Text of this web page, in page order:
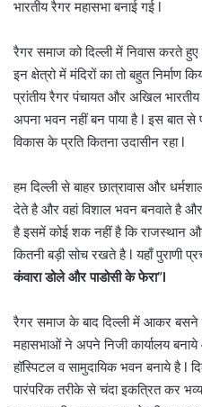
भारतीय रैगर महासभा बनाई गई l
रैगर समाज को दिल्ली में निवास करते
इन क्षेत्रो में मंदिरों का तो बहुत निर्माण
प्रांतीय रैगर पंचायत और अखिल भारतीय
अपना भवन नहीं बन पाया है l इस बात से
विकास के प्रति कितना उदासीन रहा l
हम दिल्ली से बाहर छात्रावास और
देते है और वहां विशाल भवन बनवाते है
है इसमें कोई शक नहीं है कि राजस्थान
कितनी बड़ी सोच रखते है l यहाँ पुराणी
कंवारा डोले और पाडोसी के फेरा”l
रैगर समाज के बाद दिल्ली में आकर बसने
महासभाओं ने अपने निजी कार्यालय
हॉस्पिटल व सामुदायिक भवन बनाये है l
पारंपरिक तरीके से चंदा इकत्रित कर